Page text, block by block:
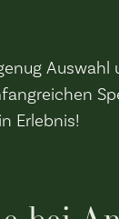
Auswahl
Erlebnis!